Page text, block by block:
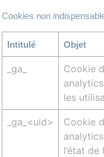
Cookies non
Intitulé Objet
_ga_
Cookie
les
_ga_<uid>
Cookie
l’état de